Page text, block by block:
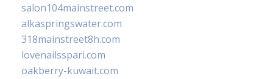
salon104mainstreet.com
alkaspringswater.com
318mainstreet8h.com
lovenailsspari.com
oakberry-kuwait.com